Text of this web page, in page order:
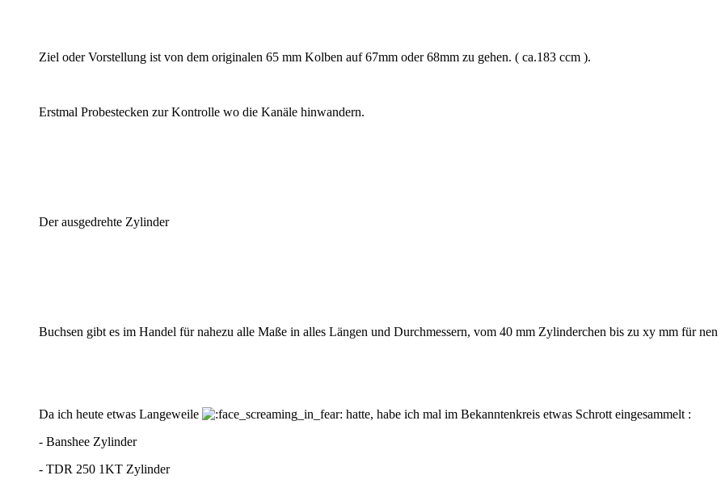
Ziel oder Vorstellung ist von dem originalen 65 mm Kolben auf 67mm oder 68mm zu gehen. ( ca.183 ccm ).
Erstmal Probestecken zur Kontrolle wo die Kanäle hinwandern.
Der ausgedrehte Zylinder
Buchsen gibt es im Handel für nahezu alle Maße in alles Längen und Durchmessern, vom 40 mm Zylinderchen bis zu xy mm für
Da ich heute etwas Langeweile
hatte, habe ich mal im Bekanntenkreis etwas Schrott eingesammelt :
- Banshee Zylinder
- TDR 250 1KT Zylinder